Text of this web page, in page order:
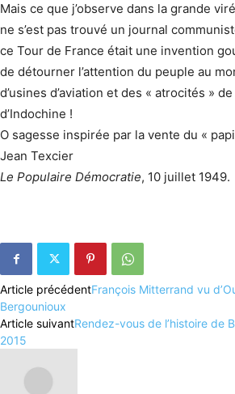
Mais ce que j’observe dans la grande
ne s’est pas trouvé un journal
ce Tour de France était une invention
de détourner l’attention du peuple au
d’usines d’aviation et des « atrocités »
d’Indochine !
O sagesse inspirée par la vente du «
Jean Texcier
Le Populaire Démocratie, 10 juillet 1949.
Article précédentFrançois Mitterrand vu
Bergounioux
Article suivantRendez-vous de l’histoire de
2015